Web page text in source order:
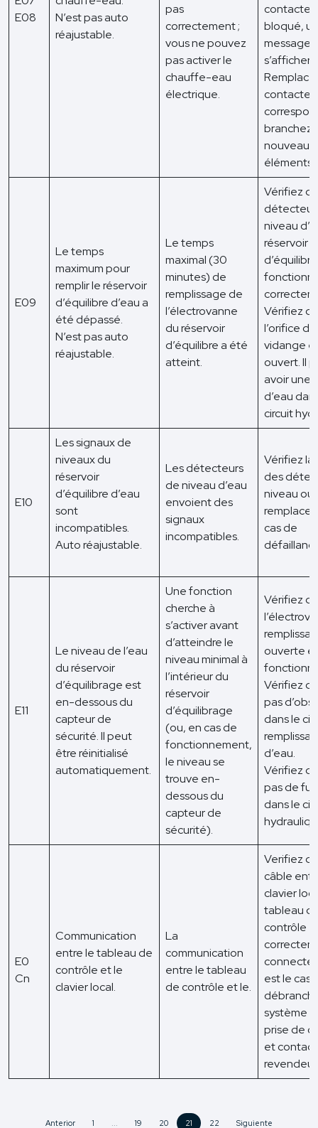
E08
N’est pas auto
réajustable.
pas
correctement ;
vous ne pouvez
pas activer le
chauffe-eau
électrique.
bloqué, un
message
branchez
nouveau
éléments.
E09
Le temps
maximum pour
remplir le réservoir
d’équilibre d’eau a
été dépassé.
N’est pas auto
réajustable.
Le temps
maximal (30
minutes) de
remplissage de
l’électrovanne
du réservoir
d’équilibre a été
atteint.
Vérifiez
niveau
réservoir
d’équilibre
Vérifiez
l’orifice de
vidange
ouvert. Il
avoir une
d’eau
circuit
E10
Les signaux de
niveaux du
réservoir
d’équilibre d’eau
sont
incompatibles.
Auto réajustable.
Les détecteurs
de niveau d’eau
envoient des
signaux
incompatibles.
Vérifiez la
des
niveau ou
cas de
E11
Le niveau de l’eau
du réservoir
d’équilibrage est
en-dessous du
capteur de
sécurité. Il peut
être réinitialisé
automatiquement.
Une fonction
cherche à
s’activer avant
d’atteindre le
niveau minimal à
l’intérieur du
réservoir
d’équilibrage
(ou, en cas de
fonctionnement,
le niveau se
trouve en-
dessous du
capteur de
sécurité).
Vérifiez
ouverte
Vérifiez
pas
dans le
d’eau.
Vérifiez
pas de
dans le
E0
Cn
Communication
entre le tableau de
contrôle et le
clavier local.
La
communication
entre le tableau
de contrôle et le.
Verifiez
câble
clavier
tableau
contrôle
connecté.
est le cas,
système
prise de
et
revendeur.
Anterior 1 ... 19 20 21 22 Siguiente